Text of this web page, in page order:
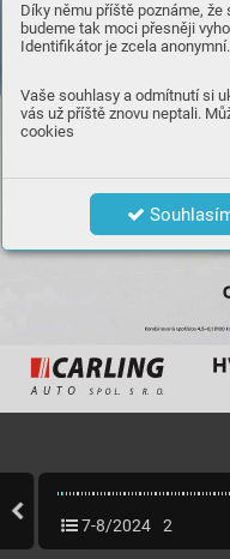
Díky němu příště poznáme, že
budeme tak moci přesněji
Identifikátor je zcela anonymní.
Vaše souhlasy a odmítnutí si
vás už příště znovu neptali.
cookies
7-8/2024 2